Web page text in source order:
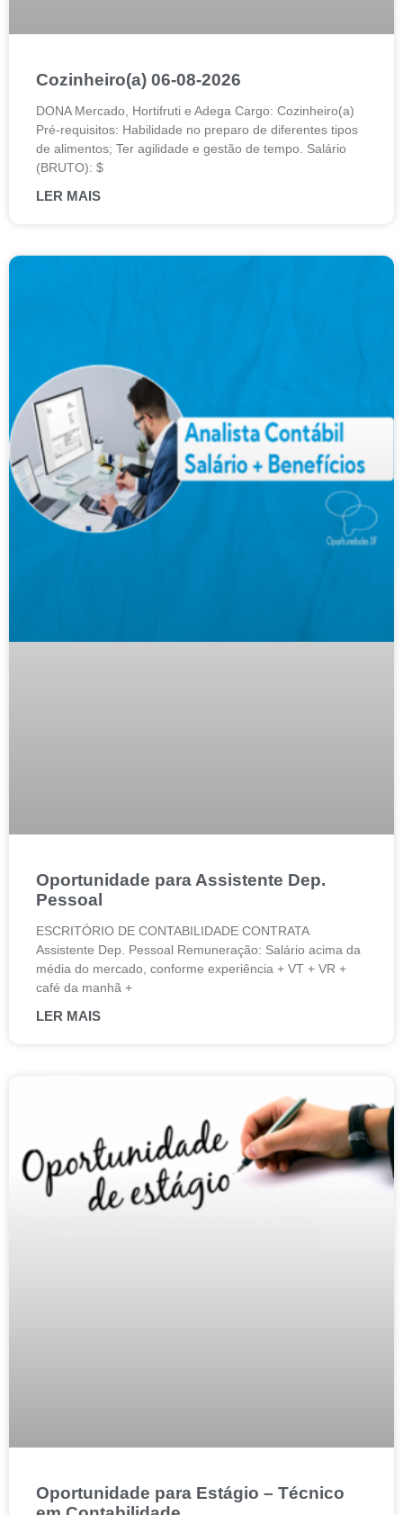
Cozinheiro(a) 06-08-2026
DONA Mercado, Hortifruti e Adega Cargo: Cozinheiro(a)
Pré-requisitos: Habilidade no preparo de diferentes tipos
de alimentos; Ter agilidade e gestão de tempo. Salário
(BRUTO): $
LER MAIS
Oportunidade para Assistente Dep.
Pessoal
ESCRITÓRIO DE CONTABILIDADE CONTRATA
Assistente Dep. Pessoal Remuneração: Salário acima da
média do mercado, conforme experiência + VT + VR +
café da manhã +
LER MAIS
Oportunidade para Estágio – Técnico